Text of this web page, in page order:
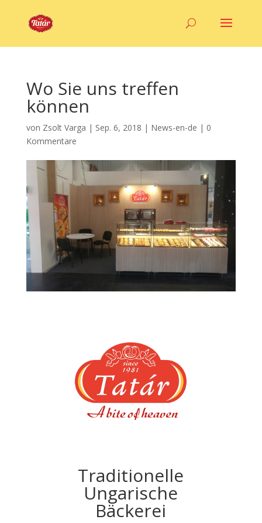
Wo Sie uns treffen
können
von Zsolt Varga | Sep. 6, 2018 | News-en-de | 0
Kommentare
Traditionelle
Ungarische
Bäckerei